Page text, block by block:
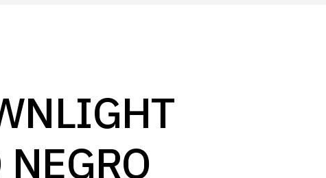
FAQs
Proyectos
Zona de inspiración
contraseña
NEGRO